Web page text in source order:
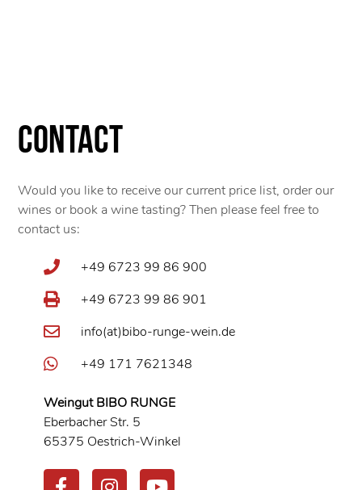
Contact
Would you like to receive our current price list, order our
wines or book a wine tasting? Then please feel free to
contact us:
+49 6723 99 86 900
+49 6723 99 86 901
info(at)bibo-runge-wein.de
+49 171 7621348
Weingut BIBO RUNGE
Eberbacher Str. 5
65375 Oestrich-Winkel